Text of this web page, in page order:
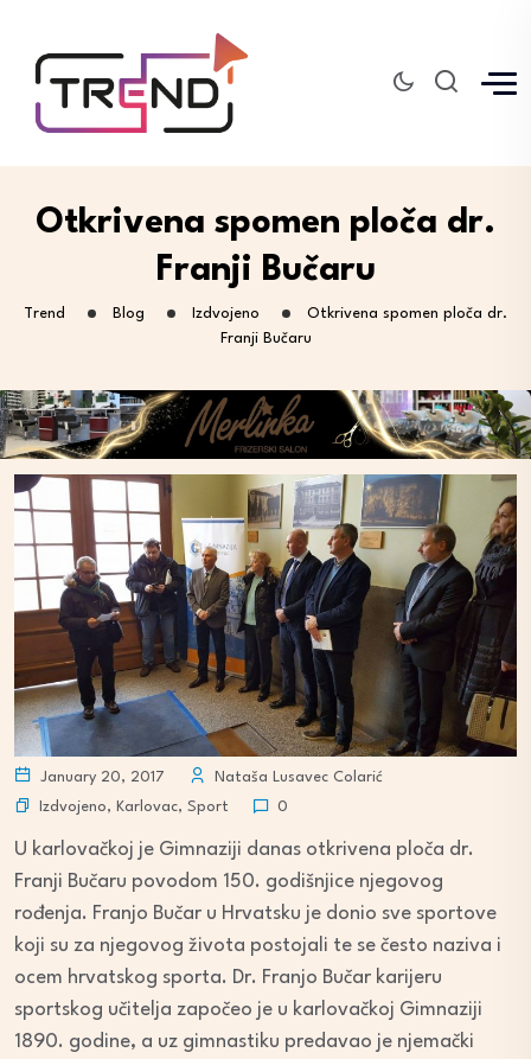
Otkrivena spomen ploča dr.
Franji Bučaru
Trend Blog Izdvojeno
Otkrivena spomen ploča dr.
Franji Bučaru
January 20, 2017
Nataša Lusavec Colarić
Izdvojeno, Karlovac, Sport 0
U karlovačkoj je Gimnaziji danas otkrivena ploča dr.
Franji Bučaru povodom 150. godišnjice njegovog
rođenja. Franjo Bučar u Hrvatsku je donio sve sportove
koji su za njegovog života postojali te se često naziva i
ocem hrvatskog sporta. Dr. Franjo Bučar karijeru
sportskog učitelja započeo je u karlovačkoj Gimnaziji
1890. godine, a uz gimnastiku predavao je njemački